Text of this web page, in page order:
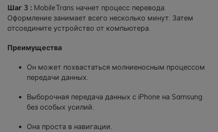
Шаг 3 : MobileTrans начнет процесс перевода.
Оформление занимает всего несколько минут. Затем
отсоедините устройство от компьютера.
Преимущества
Он может похвастаться молниеносным процессом
передачи данных.
Выборочная передача данных с iPhone на Samsung
без особых усилий.
Она проста в навигации.